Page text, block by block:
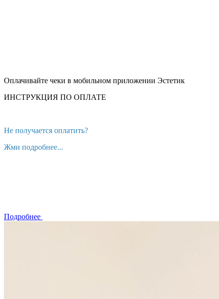
Оплачивайте чеки в мобильном приложении Эстетик
ИНСТРУКЦИЯ ПО ОПЛАТЕ
Не получается оплатить?
Жми подробнее...
Подробнее